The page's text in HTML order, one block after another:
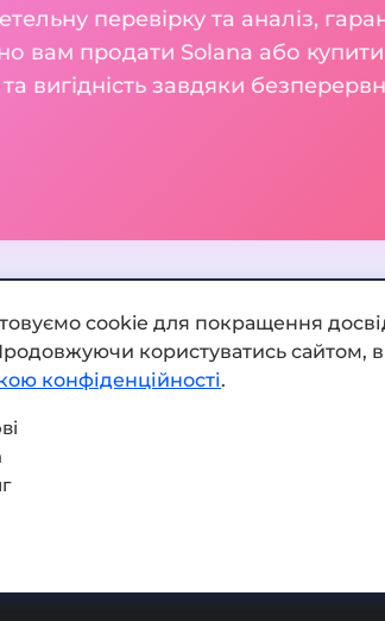
перевірку та аналіз,
вам продати Solana або
вигідність завдяки
Додати обмінник
Політика
cookie для покращення
користуватись сайтом,
конфіденційності.